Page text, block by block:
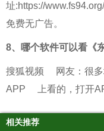
址:https://
免费无广告。
8、 哪个软件可以看《
搜狐视频 网友：很
APP
上看的，打开
相关推荐